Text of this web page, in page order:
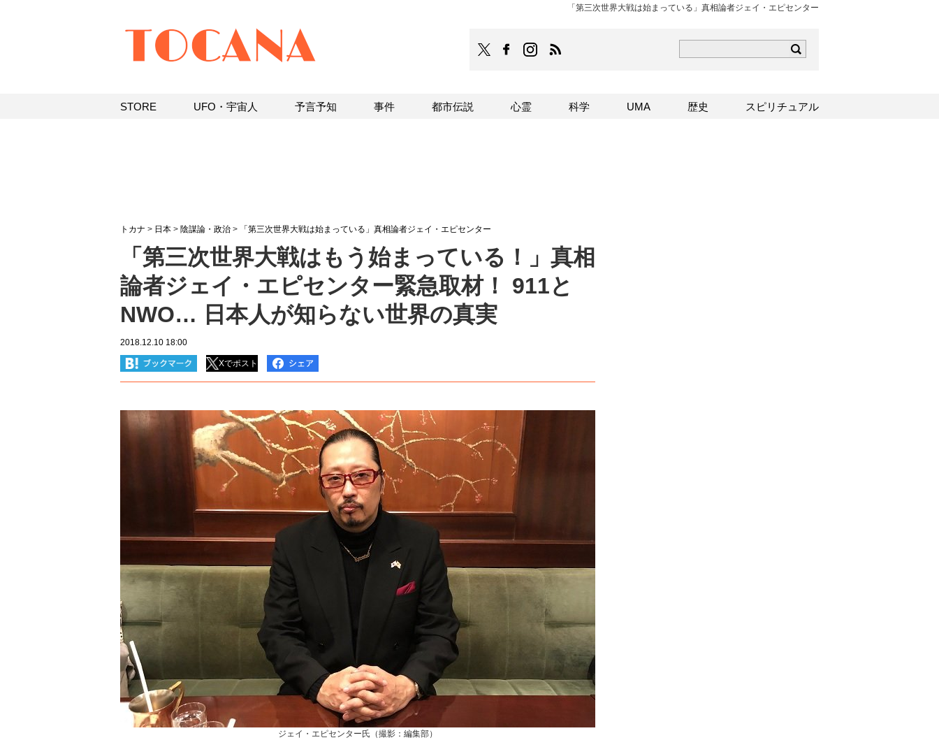
「第三次世界大戦は始まっている」真相論者ジェイ・エピセンター
TOCANAのFacebookはこちら
TOCANAのinstagramはこちら
トカナ > 日本 > 陰謀論・政治 > 「第三次世界大戦は始まっている」真相論者ジェイ・エピセンター
「第三次世界大戦はもう始まっている！」真相
論者ジェイ・エピセンター緊急取材！ 911と
NWO… 日本人が知らない世界の真実
2018.12.10 18:00
Xでポスト
ジェイ・エピセンター氏（撮影：編集部）
STORE UFO・宇宙人 予言予知 事件 都市伝説 心霊 科学 UMA 歴史 スピリチュアル